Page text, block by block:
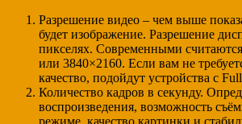
Разрешение видео – чем выше
будет изображение. Разрешение
пикселях. Современными
или 3840×2160. Если вам не
качество, подойдут устройства с
Количество кадров в секунду.
воспроизведения, возможность
режиме, качество картинки и